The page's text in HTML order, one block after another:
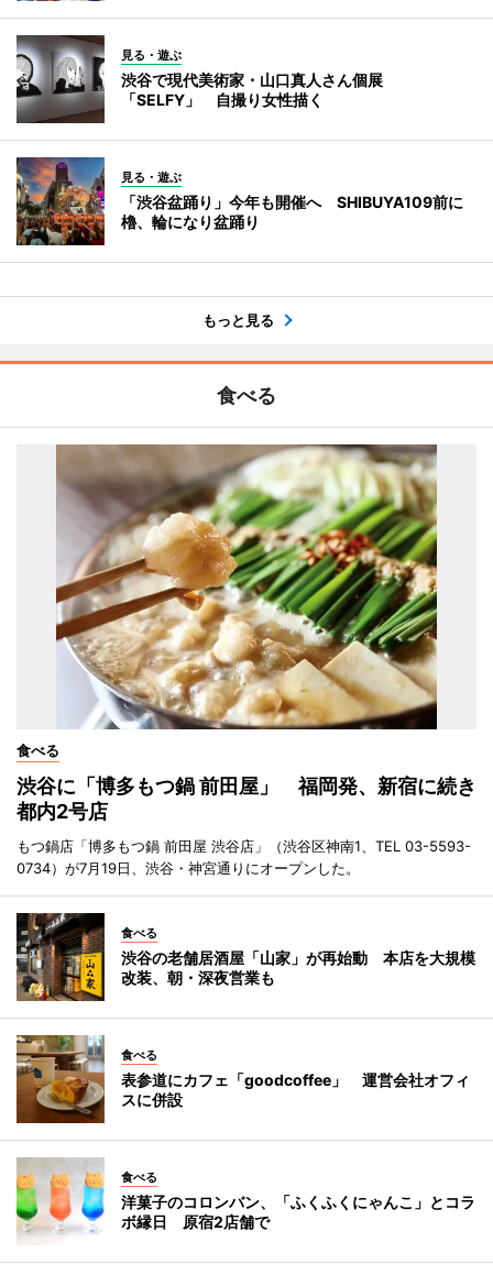
見る・遊ぶ
渋谷で現代美術家・山口真人さん個展
「SELFY」 自撮り女性描く
見る・遊ぶ
「渋谷盆踊り」今年も開催へ SHIBUYA109前に
櫓、輪になり盆踊り
もっと見る
食べる
食べる
渋谷に「博多もつ鍋 前田屋」 福岡発、新宿に続き
都内2号店
もつ鍋店「博多もつ鍋 前田屋 渋谷店」（渋谷区神南1、TEL 03-5593-
0734）が7月19日、渋谷・神宮通りにオープンした。
食べる
渋谷の老舗居酒屋「山家」が再始動 本店を大規模
改装、朝・深夜営業も
食べる
表参道にカフェ「goodcoffee」 運営会社オフィ
スに併設
食べる
洋菓子のコロンバン、「ふくふくにゃんこ」とコラ
ボ縁日 原宿2店舗で